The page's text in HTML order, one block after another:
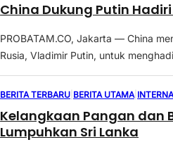
China Dukung Putin Hadiri
PROBATAM.CO, Jakarta — China
Rusia, Vladimir Putin, untuk
BERITA TERBARU BERITA UTAMA
Kelangkaan Pangan dan
Lumpuhkan Sri Lanka